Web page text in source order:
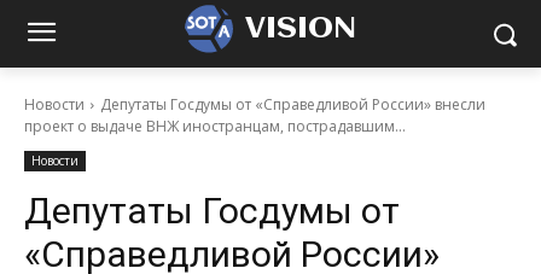
VISION
Новости
Депутаты Госдумы от «Справедливой России» внесли
проект о выдаче ВНЖ иностранцам, пострадавшим...
Новости
Депутаты Госдумы от
«Справедливой России»